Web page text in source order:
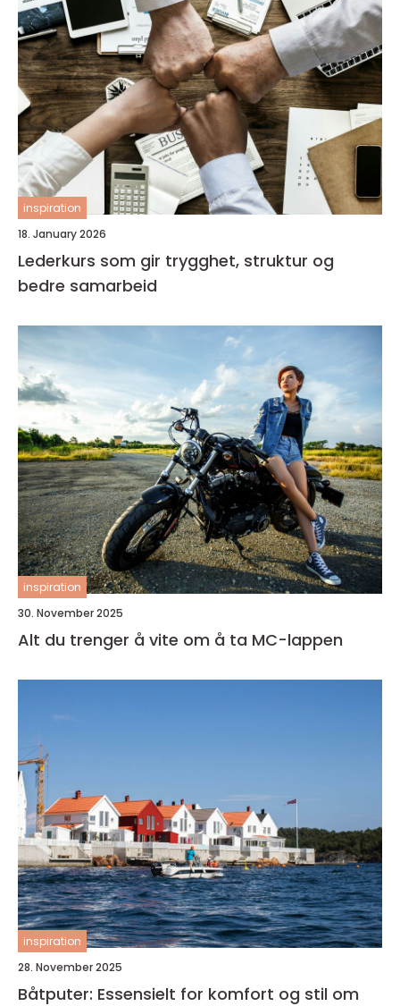
inspiration
18. January 2026
Lederkurs som gir trygghet, struktur og
bedre samarbeid
inspiration
30. November 2025
Alt du trenger å vite om å ta MC-lappen
inspiration
28. November 2025
Båtputer: Essensielt for komfort og stil om